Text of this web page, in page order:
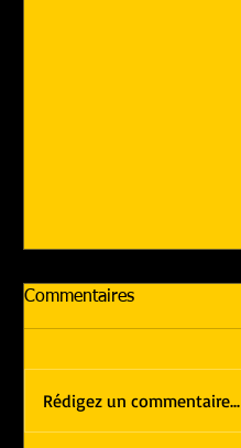
Commentaires
Rédigez un commentaire...